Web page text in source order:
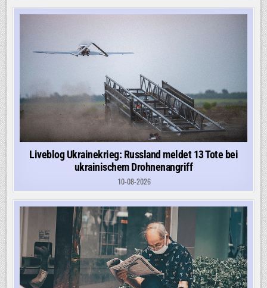
Liveblog Ukrainekrieg: Russland meldet 13 Tote bei
ukrainischem Drohnenangriff
10-08-2026